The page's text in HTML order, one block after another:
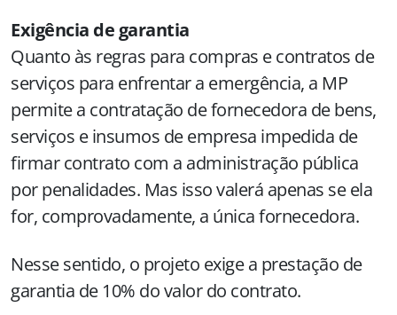
Exigência de garantia
Quanto às regras para compras e contratos de
serviços para enfrentar a emergência, a MP
permite a contratação de fornecedora de bens,
serviços e insumos de empresa impedida de
firmar contrato com a administração pública
por penalidades. Mas isso valerá apenas se ela
for, comprovadamente, a única fornecedora.
Nesse sentido, o projeto exige a prestação de
garantia de 10% do valor do contrato.